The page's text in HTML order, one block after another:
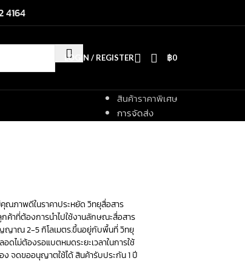
4164
LOGIN / REGISTER ฿0
สินค้าราคาพิเศษ
การจัดส่ง
ณภาพดีในราคาประหยัด วิทยุสื่อสาร
ค้าที่ต้องการนำไปใช้งานลักษณะสื่อสาร
ญญาณ 2-5 กิโลเมตร.ขึ้นอยู่กับพื้นที่ วิทยุ
ดไม่ต้องรอแบตหมดระยะเวลาในการใช้
ง จดขออนุญาตใช้ได้ สินค้ารับประกัน 1 ปี